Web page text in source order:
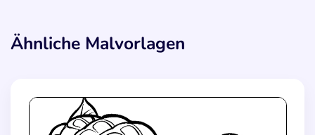
Ähnliche Malvorlagen